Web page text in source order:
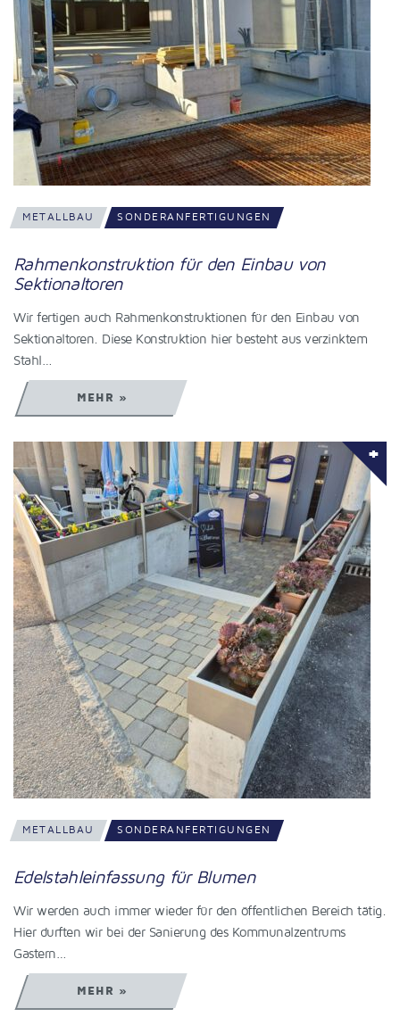
METALLBAU SONDERANFERTIGUNGEN
Rahmenkonstruktion für den Einbau von
Sektionaltoren
Wir fertigen auch Rahmenkonstruktionen für den Einbau von
Sektionaltoren. Diese Konstruktion hier besteht aus verzinktem
Stahl…
MEHR »
METALLBAU SONDERANFERTIGUNGEN
Edelstahleinfassung für Blumen
Wir werden auch immer wieder für den öffentlichen Bereich tätig.
Hier durften wir bei der Sanierung des Kommunalzentrums
Gastern…
MEHR »